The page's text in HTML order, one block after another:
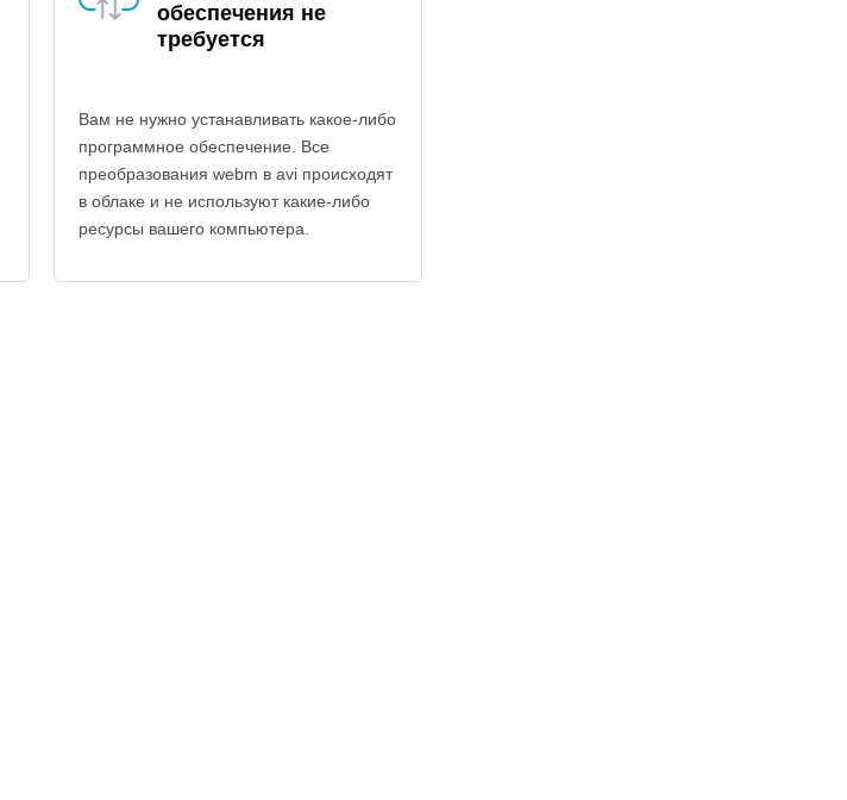
обеспечения не
требуется
Вам не нужно устанавливать какое-либо
программное обеспечение. Все
преобразования webm в avi происходят
в облаке и не используют какие-либо
ресурсы вашего компьютера.